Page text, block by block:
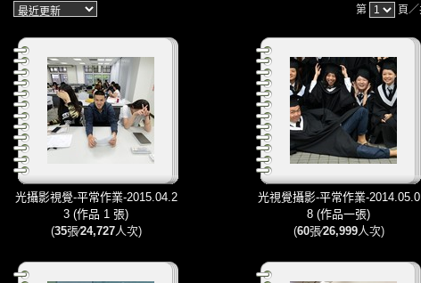
第
頁
光攝影視覺-平常作業-2015.04.2
3 (作品 1 張)
(35張∕24,727人次)
光視覺攝影-平常作業-2014.05.0
8 (作品一張)
(60張∕26,999人次)